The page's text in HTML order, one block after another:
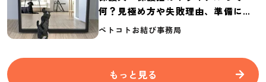
何？見極め方や失敗理由、準備に必
要なものを紹介
ペトコトお結び事務局
もっと見る